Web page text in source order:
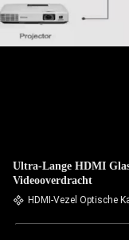
Ultra-Lange HDMI
Videooverdracht
HDMI-Vezel Optische